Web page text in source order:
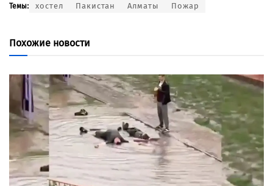
Темы: хостел Пакистан Алматы Пожар
Похожие новости